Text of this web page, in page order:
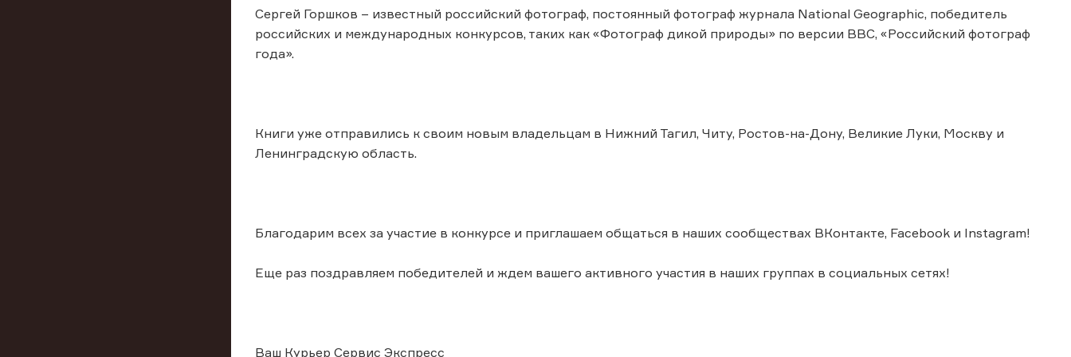
Сергей Горшков – известный российский фотограф, постоянный фотограф журнала National Geographic, победитель
российских и международных конкурсов, таких как «Фотограф дикой природы» по версии BBC, «Российский фотограф
года».
Книги уже отправились к своим новым владельцам в Нижний Тагил, Читу, Ростов-на-Дону, Великие Луки, Москву и
Ленинградскую область.
Благодарим всех за участие в конкурсе и приглашаем общаться в наших сообществах ВКонтакте, Facebook и Instagram!
Еще раз поздравляем победителей и ждем вашего активного участия в наших группах в социальных сетях!
Ваш Курьер Сервис Экспресс